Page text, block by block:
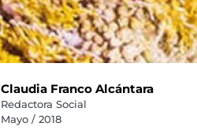
Claudia Franco Alcántara
Redactora Social
Mayo / 2018